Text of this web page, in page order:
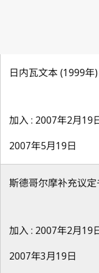
日内瓦文本 (1999年)
加入 : 2007年2月19
2007年5月19日
斯德哥尔摩补充议
加入 : 2007年2月19
2007年3月19日